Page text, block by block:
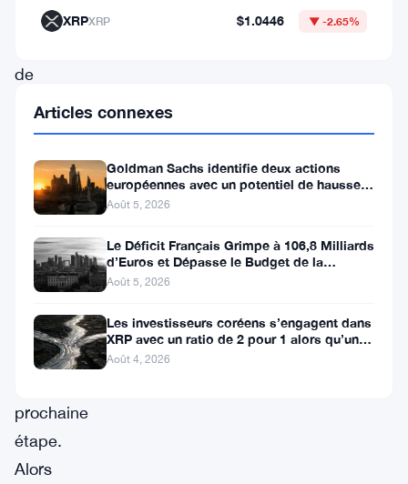
de
marché,
poussant
les
investisseurs
les
passionnés
réfléchir
prochaine
étape.
Alors
XRPXRP $1.0446 ▼ -2.65%
Articles connexes
Goldman Sachs identifie deux actions
européennes avec un potentiel de hausse
de plus de 100 %
Août 5, 2026
Le Déficit Français Grimpe à 106,8 Milliards
d’Euros et Dépasse le Budget de la
Défense
Août 5, 2026
Les investisseurs coréens s’engagent dans
XRP avec un ratio de 2 pour 1 alors qu’un
canal de 80 jours se
Août 4, 2026